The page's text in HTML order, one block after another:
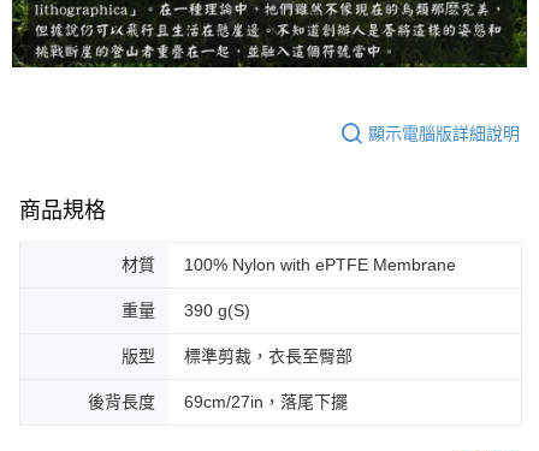
顯示電腦版詳細說明
商品規格
材質 100% Nylon with ePTFE Membrane
重量 390 g(S)
版型 標準剪裁，衣長至臀部
後背長度 69cm/27in，落尾下擺